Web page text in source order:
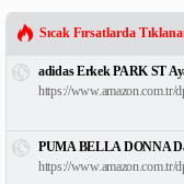
Sıcak Fırsatlarda
adidas Erkek PARK ST
https://
PUMA BELLA DONNA
https://www.amazon.com.tr/